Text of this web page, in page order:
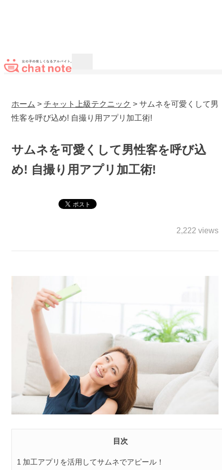
ホーム > チャット上級テクニック > サムネを可愛くして男
性客を呼び込め! 自撮り用アプリ加工術!
サムネを可愛くして男性客を呼び込
め! 自撮り用アプリ加工術!
2,222 views
目次
1 加工アプリを活用してサムネでアピール！